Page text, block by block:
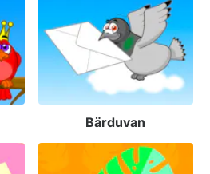
Bärduvan